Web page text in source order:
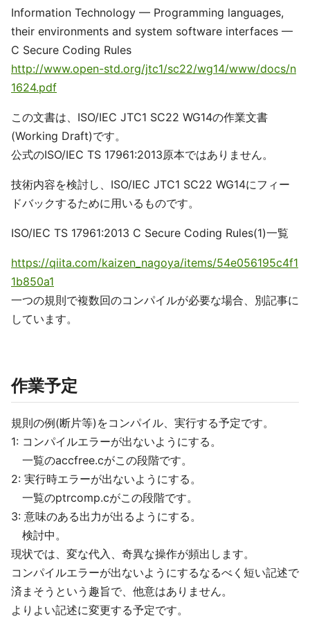
Information Technology — Programming languages,
their environments and system software interfaces —
C Secure Coding Rules
http://www.open-std.org/jtc1/sc22/wg14/www/docs/n
1624.pdf
この文書は、ISO/IEC JTC1 SC22 WG14の作業文書
(Working Draft)です。
公式のISO/IEC TS 17961:2013原本ではありません。
技術内容を検討し、ISO/IEC JTC1 SC22 WG14にフィー
ドバックするために用いるものです。
ISO/IEC TS 17961:2013 C Secure Coding Rules(1)一覧
https://qiita.com/kaizen_nagoya/items/54e056195c4f1
1b850a1
一つの規則で複数回のコンパイルが必要な場合、別記事に
しています。
作業予定
規則の例(断片等)をコンパイル、実行する予定です。
1: コンパイルエラーが出ないようにする。
一覧のaccfree.cがこの段階です。
2: 実行時エラーが出ないようにする。
一覧のptrcomp.cがこの段階です。
3: 意味のある出力が出るようにする。
検討中。
現状では、変な代入、奇異な操作が頻出します。
コンパイルエラーが出ないようにするなるべく短い記述で
済まそうという趣旨で、他意はありません。
よりよい記述に変更する予定です。